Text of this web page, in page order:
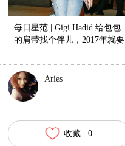
每日星范 | Gigi Hadid 给包包
的肩带找个伴儿，2017年就要
Aries
收藏 | 0